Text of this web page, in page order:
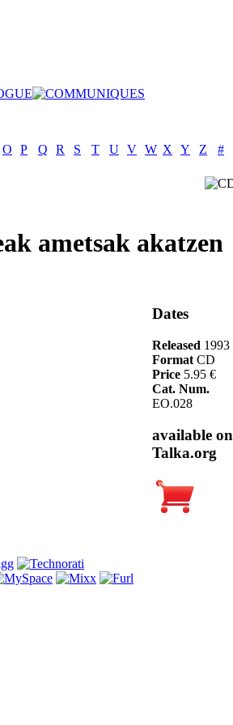
O P Q R S T U V W X Y Z #
ametsak akatzen
Dates
Released 1993
Format CD
Price 5.95 €
Cat. Num.
EO.028
available on
Talka.org